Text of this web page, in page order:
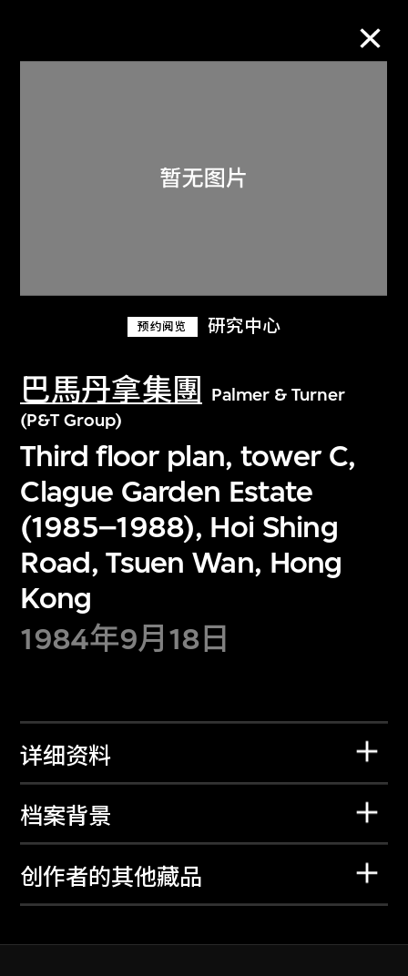
预约阅览 研究中心
巴馬丹拿集團
Palmer & Turner
(P&T Group)
Third floor plan, tower C,
Clague Garden Estate
(1985–1988), Hoi Shing
Road, Tsuen Wan, Hong
Kong
1984年9月18日
详细资料
档案背景
创作者的其他藏品
关于M+藏品
探索世界顶级的二十及二十一世纪视觉
文化藏品。